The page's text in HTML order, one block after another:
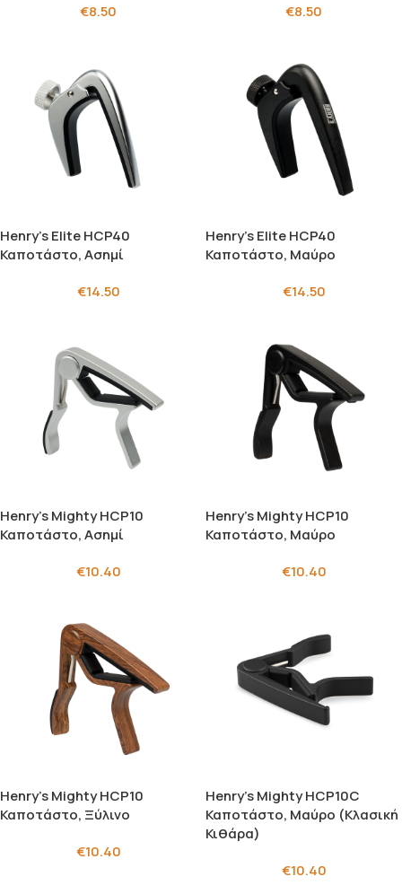
€8.50
€8.50
Henry’s Elite HCP40
Καποτάστο, Ασημί
€14.50
Henry’s Elite HCP40
Καποτάστο, Μαύρο
€14.50
Henry’s Mighty HCP10
Καποτάστο, Ασημί
€10.40
Henry’s Mighty HCP10
Καποτάστο, Μαύρο
€10.40
Henry’s Mighty HCP10
Καποτάστο, Ξύλινο
€10.40
Henry’s Mighty HCP10C
Καποτάστο, Μαύρο (Κλασική
Κιθάρα)
€10.40